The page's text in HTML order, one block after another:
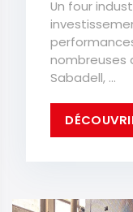
Un four
nombreuses
Sabadell, ...